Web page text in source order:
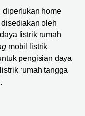
diperlukan home
oleh
listrik rumah
mobil listrik
pengisian daya
rumah tangga